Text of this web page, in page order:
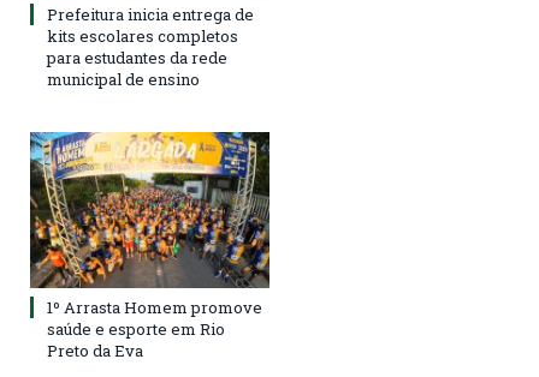
Prefeitura inicia entrega de
kits escolares completos
para estudantes da rede
municipal de ensino
1º Arrasta Homem promove
saúde e esporte em Rio
Preto da Eva